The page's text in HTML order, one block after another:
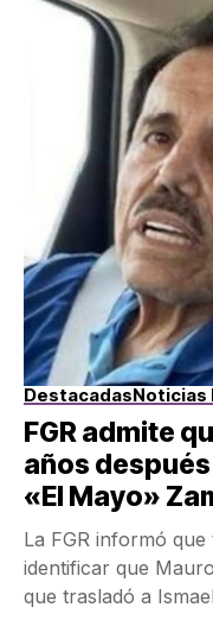
DestacadasNoticias
FGR admite
años
«El Mayo»
La FGR informó
identificar que
que trasladó a